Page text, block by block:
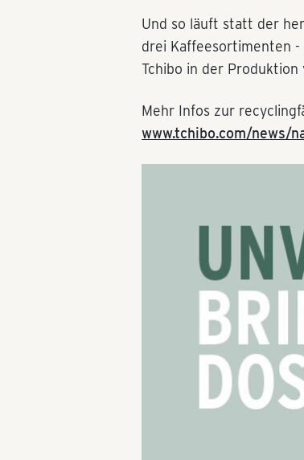
Und so läuft statt der
drei Kaffeesortimenten -
Tchibo in der Produktion
Mehr Infos zur
www.tchibo.com/news/